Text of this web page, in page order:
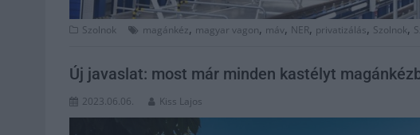
Szolnok magánkéz, magyar vagon, máv, NER, privatizálás, Szolnok,
Új javaslat: most már minden kastélyt
2023.06.06. Kiss Lajos